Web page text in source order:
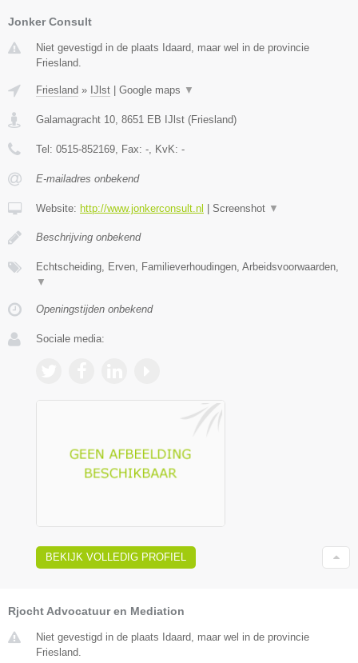
Jonker Consult
Niet gevestigd in de plaats Idaard, maar wel in de provincie
Friesland.
Friesland » IJlst Google maps ▼
Galamagracht 10 8651 EB IJlst (Friesland)
Tel: 0515-852169 , Fax: - , KvK: -
E-mailadres onbekend
Website: http://www.jonkerconsult.nl Screenshot ▼
Beschrijving onbekend
Echtscheiding, Erven, Familieverhoudingen, Arbeidsvoorwaarden,
▼
Openingstijden onbekend
Sociale media:
BEKIJK VOLLEDIG PROFIEL
Rjocht Advocatuur en Mediation
Niet gevestigd in de plaats Idaard, maar wel in de provincie
Friesland.